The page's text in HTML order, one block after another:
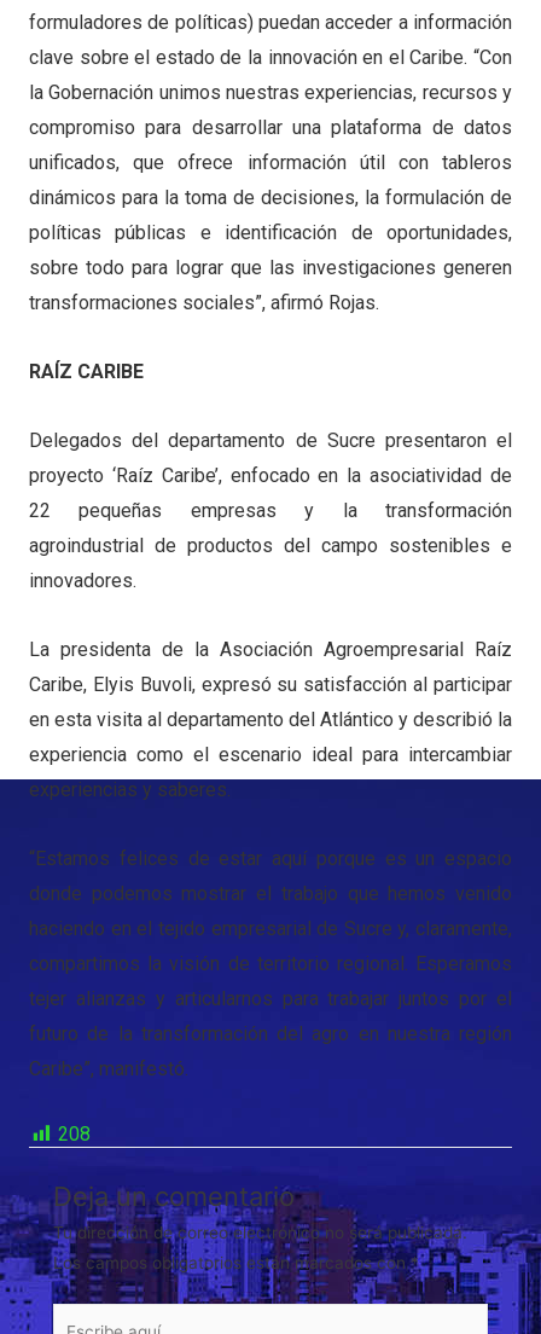
formuladores de políticas) puedan acceder a información
clave sobre el estado de la innovación en el Caribe. “Con
la Gobernación unimos nuestras experiencias, recursos y
compromiso para desarrollar una plataforma de datos
unificados, que ofrece información útil con tableros
dinámicos para la toma de decisiones, la formulación de
políticas públicas e identificación de oportunidades,
sobre todo para lograr que las investigaciones generen
transformaciones sociales”, afirmó Rojas.
RAÍZ CARIBE
Delegados del departamento de Sucre presentaron el
proyecto ‘Raíz Caribe’, enfocado en la asociatividad de
22 pequeñas empresas y la transformación
agroindustrial de productos del campo sostenibles e
innovadores.
La presidenta de la Asociación Agroempresarial Raíz
Caribe, Elyis Buvoli, expresó su satisfacción al participar
en esta visita al departamento del Atlántico y describió la
experiencia como el escenario ideal para intercambiar
experiencias y saberes.
“Estamos felices de estar aquí porque es un espacio
donde podemos mostrar el trabajo que hemos venido
haciendo en el tejido empresarial de Sucre y, claramente,
compartimos la visión de territorio regional. Esperamos
tejer alianzas y articularnos para trabajar juntos por el
futuro de la transformación del agro en nuestra región
Caribe”, manifestó.
208
Deja un comentario
Tu dirección de correo electrónico no será publicada.
Los campos obligatorios están marcados con*